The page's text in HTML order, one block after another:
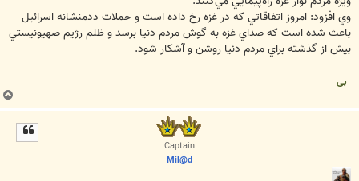
وي افزود: امروز اتفاقاتي كه در غزه رخ داده است و حملات ددمنشانه اسرائيل
باعث شده است كه صداي غزه به گوش مردم دنيا برسد و ظلم رژيم صهيونيستي
بيش از گذشته براي مردم دنيا روشن و آشكار شود.
بی
ب
ا
Captain
Mil@d